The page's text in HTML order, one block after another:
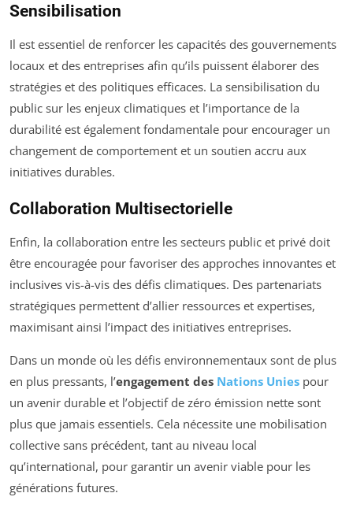
Sensibilisation
Il est essentiel de renforcer les capacités des gouvernements
locaux et des entreprises afin qu’ils puissent élaborer des
stratégies et des politiques efficaces. La sensibilisation du
public sur les enjeux climatiques et l’importance de la
durabilité est également fondamentale pour encourager un
changement de comportement et un soutien accru aux
initiatives durables.
Collaboration Multisectorielle
Enfin, la collaboration entre les secteurs public et privé doit
être encouragée pour favoriser des approches innovantes et
inclusives vis-à-vis des défis climatiques. Des partenariats
stratégiques permettent d’allier ressources et expertises,
maximisant ainsi l’impact des initiatives entreprises.
Dans un monde où les défis environnementaux sont de plus
en plus pressants, l’engagement des Nations Unies pour
un avenir durable et l’objectif de zéro émission nette sont
plus que jamais essentiels. Cela nécessite une mobilisation
collective sans précédent, tant au niveau local
qu’international, pour garantir un avenir viable pour les
générations futures.